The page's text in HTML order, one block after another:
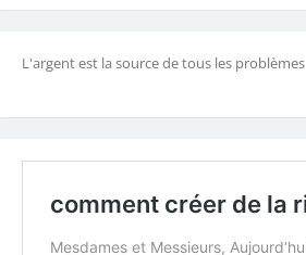
L'argent est la source de tous les problèmes